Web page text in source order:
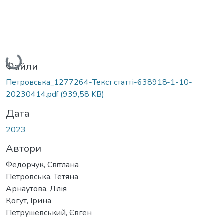
Вантажиться...
Файли
Петровська_1277264-Текст статті-638918-1-10-
20230414.pdf(939,58 KB)
Дата
2023
Автори
Федорчук, Світлана
Петровська, Тетяна
Арнаутова, Лілія
Когут, Ірина
Петрушевський, Євген